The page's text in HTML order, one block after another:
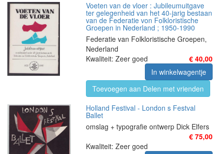
Voeten van de vloer : Jubileumuitgave
ter gelegenheid van het 40-jarig bestaan
van de Federatie von Folkloristische
Groepen in Nederland ; 1950-1990
Federatie van Folkloristische Groepen,
Nederland
€ 40,00
Kwaliteit: Zeer goed
In winkelwagentje
Toevoegen aan Delen met vrienden
Holland Festival - London s Festval
Ballet
omslag + typografie ontwerp Dick Elfers
€ 75,00
Kwaliteit: Zeer goed